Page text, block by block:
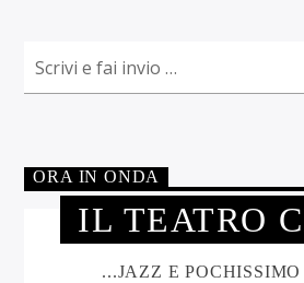
ORA IN ONDA
IL TEATRO
...JAZZ E